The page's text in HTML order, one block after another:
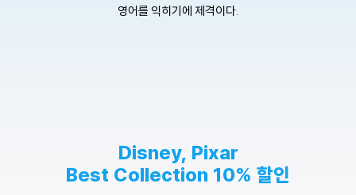
영어를 익히기에 제격이다.
Disney, Pixar
Best Collection 10% 할인